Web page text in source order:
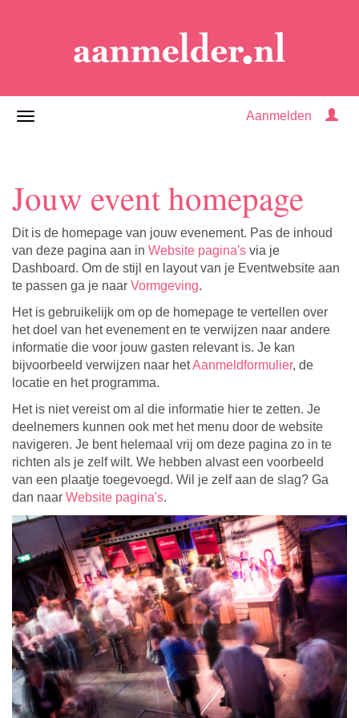
Aanmelden
Jouw event homepage
Dit is de homepage van jouw evenement. Pas de inhoud
van deze pagina aan in Website pagina's via je
Dashboard. Om de stijl en layout van je Eventwebsite aan
te passen ga je naar Vormgeving.
Het is gebruikelijk om op de homepage te vertellen over
het doel van het evenement en te verwijzen naar andere
informatie die voor jouw gasten relevant is. Je kan
bijvoorbeeld verwijzen naar hetAanmeldformulier, de
locatie en het programma.
Het is niet vereist om al die informatie hier te zetten. Je
deelnemers kunnen ook met het menu door de website
navigeren. Je bent helemaal vrij om deze pagina zo in te
richten als je zelf wilt. We hebben alvast een voorbeeld
van een plaatje toegevoegd. Wil je zelf aan de slag? Ga
dan naar Website pagina's.